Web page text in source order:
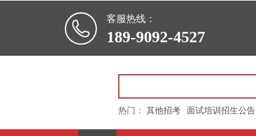
 客服热线：
189-9092-4527
热门：其他招考 面试培训招生公告